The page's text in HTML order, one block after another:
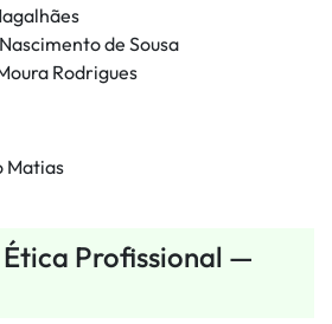
de Sousa
Rodrigues
Matias
Profissional —